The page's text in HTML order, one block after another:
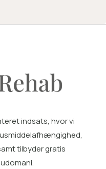
indsats, hvor vi
,
tilbyder gratis
.